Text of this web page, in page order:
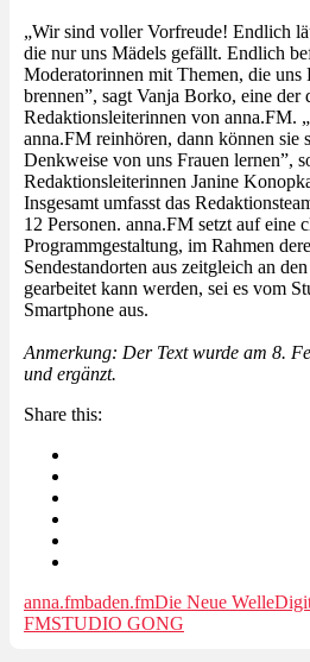
„Wir sind voller Vorfreude! Endlich
die nur uns Mädels gefällt. Endlich
Moderatorinnen mit Themen, die uns
brennen”, sagt Vanja Borko, eine der
Redaktionsleiterinnen von anna.FM.
anna.FM reinhören, dann können sie
Denkweise von uns Frauen lernen”,
Redaktionsleiterinnen Janine
Insgesamt umfasst das
12 Personen. anna.FM setzt auf eine
Programmgestaltung, im Rahmen
Sendestandorten aus zeitgleich an
gearbeitet kann werden, sei es vom
Smartphone aus.
Anmerkung: Der Text wurde am 8.
und ergänzt.
Share this:
anna.fmbaden.fmDie Neue Welle
FMSTUDIO GONG